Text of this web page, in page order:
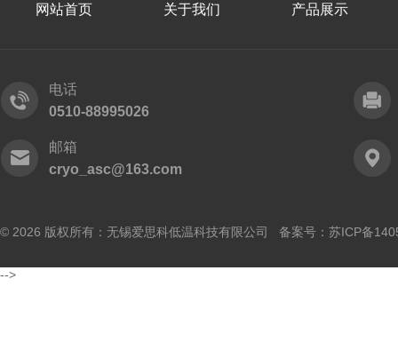
网站首页 关于我们 产品展示
电话
0510-88995026
邮箱
cryo_asc@163.com
© 2026 版权所有：无锡爱思科低温科技有限公司 备案号： 苏ICP备
-->